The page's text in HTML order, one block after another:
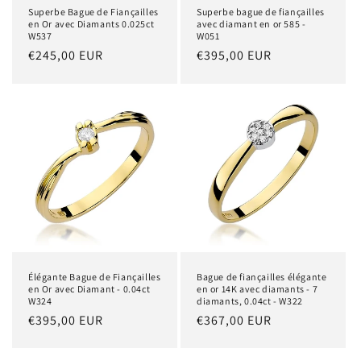
Superbe Bague de Fiançailles
en Or avec Diamants 0.025ct
W537
Prix
€245,00 EUR
Superbe bague de fiançailles
avec diamant en or 585 -
W051
Prix
€395,00 EUR
Élégante Bague de Fiançailles
en Or avec Diamant - 0.04ct
W324
Prix
€395,00 EUR
Bague de fiançailles élégante
en or 14K avec diamants - 7
diamants, 0.04ct - W322
Prix
€367,00 EUR